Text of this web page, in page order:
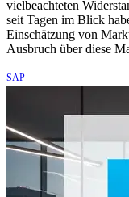
vielbeachteten
seit Tagen im Blick
Einschätzung von
Ausbruch über diese
SAP